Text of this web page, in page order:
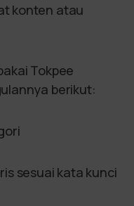
konten atau
Tokpee
berikut:
sesuai kata kunci